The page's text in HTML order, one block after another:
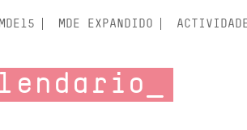
MDE15 MDE EXPANDIDO